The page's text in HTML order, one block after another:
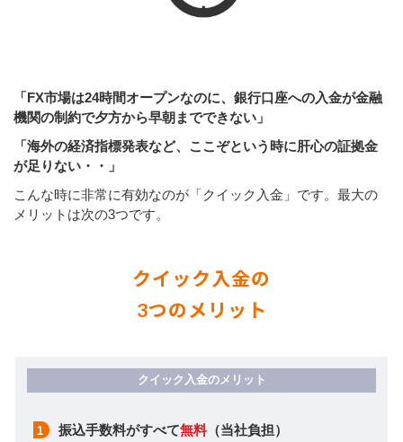
「FX市場は24時間オープンなのに、銀行口座への入金が金融
機関の制約で夕方から早朝までできない」
「海外の経済指標発表など、ここぞという時に肝心の証拠金
が足りない・・」
こんな時に非常に有効なのが「クイック入金」です。最大の
メリットは次の3つです。
クイック入金の
3つのメリット
振込手数料がすべて無料（当社負担）